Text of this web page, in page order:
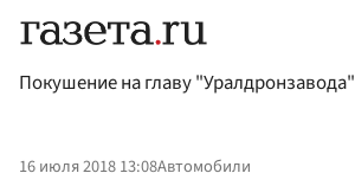
Покушение на главу "Уралдронзавода"
16 июля 2018 13:08Автомобили